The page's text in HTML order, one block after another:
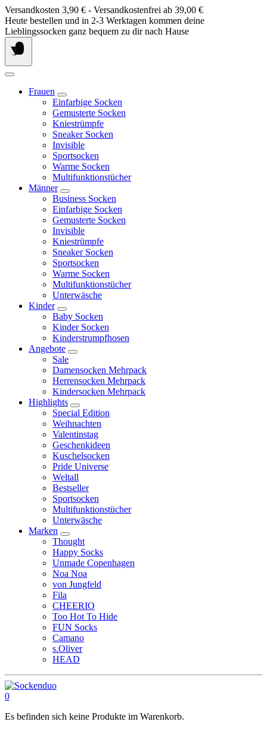
Springe
zum
Inhalt
Versandkosten 3,90 € - Versandkostenfrei ab 39,00 €
Heute bestellen und in 2-3 Werktagen kommen deine
Lieblingssocken ganz bequem zu dir nach Hause
Frauen
Einfarbige Socken
Gemusterte Socken
Kniestrümpfe
Sneaker Socken
Invisible
Sportsocken
Warme Socken
Multifunktionstücher
Männer
Business Socken
Einfarbige Socken
Gemusterte Socken
Invisible
Kniestrümpfe
Sneaker Socken
Sportsocken
Warme Socken
Multifunktionstücher
Unterwäsche
Kinder
Baby Socken
Kinder Socken
Kinderstrumpfhosen
Angebote
Sale
Damensocken Mehrpack
Herrensocken Mehrpack
Kindersocken Mehrpack
Highlights
Special Edition
Weihnachten
Valentinstag
Geschenkideen
Kuschelsocken
Pride Universe
Weltall
Bestseller
Sportsocken
Multifunktionstücher
Unterwäsche
Marken
Thought
Happy Socks
Unmade Copenhagen
Noa Noa
von Jungfeld
Fila
CHEERIO
Too Hot To Hide
FUN Socks
Camano
s.Oliver
HEAD
0
Es befinden sich keine Produkte im Warenkorb.